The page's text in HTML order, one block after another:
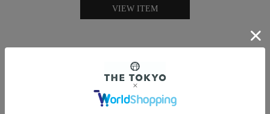
VIEW ITEM
やっぱり一枚は持っておきたい！